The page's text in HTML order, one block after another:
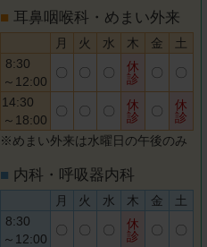
■ 耳鼻咽喉科・めまい外来
月 火 水 木 金
土
8:30
～12:00
〇 〇 〇
休
診
〇 〇
14:30
～18:00
〇 〇 〇
休
診
〇
休
診
※めまい外来は水曜日の午後のみ
■ 内科・呼吸器内科
月 火 水 木 金
土
8:30
～12:00
〇 〇 〇
休
診
〇 〇